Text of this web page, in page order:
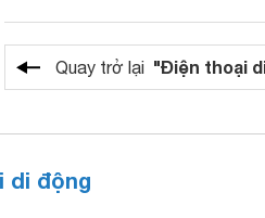
Quay trở lại "Điện thoại
di động